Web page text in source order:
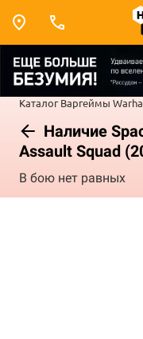
Каталог Варгеймы
Наличие
Assault Squad
В бою нет равных